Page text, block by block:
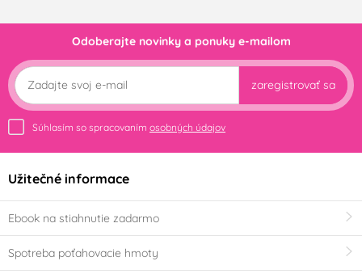
Odoberajte novinky a ponuky e-mailom
zaregistrovať sa
Súhlasím so spracovaním osobných údajov
Užitečné informace
Ebook na stiahnutie zadarmo
Spotreba poťahovacie hmoty